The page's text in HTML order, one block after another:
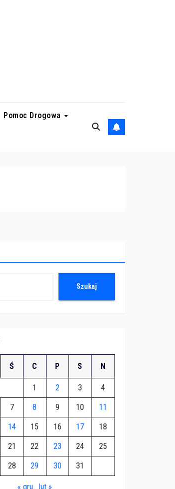
Pomoc Drogowa
Szukaj
Ś C P S N
1 2 3 4
7 8 9 10 11
14 15 16 17 18
21 22 23 24 25
28 29 30 31
« gru lut »